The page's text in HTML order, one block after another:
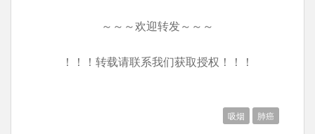
～～～欢迎转发～～～
！！！转载请联系我们获取授权！！！
吸烟 肺癌